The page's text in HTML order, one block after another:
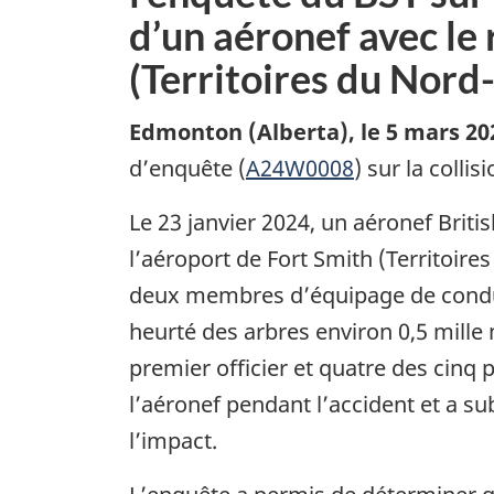
d’un aéronef avec
(Territoires du
Edmonton (Alberta), le 5 mars
d’enquête (A24W0008) sur la
Le 23 janvier 2024, un aéronef
l’aéroport de Fort Smith
deux membres d’équipage de
heurté des arbres environ 0,5
premier officier et quatre des cinq
l’aéronef pendant l’accident et a
l’impact.